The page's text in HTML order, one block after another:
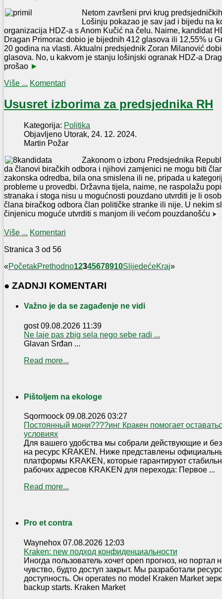
Netom završeni prvi krug
Lošinju pokazao je sav jad i bijedu na
organizacija HDZ-a s Anom Kučić na čelu. Naime, kandidat
Dragan Primorac dobio je bijednih 412 glasova ili 12,55% u
20 godina na vlasti. Aktualni predsjednik Zoran Milanović
glasova. No, u kakvom je stanju lošinjski ogranak HDZ-a
prošao ►
Više ... Komentari
Ususret izborima za predsjednika RH
Kategorija: Politika
Objavljeno Utorak, 24. 12. 2024.
Martin Požar
Zakonom o izboru Predsjednika
da članovi biračkih odbora i njihovi zamjenici ne mogu biti
zakonska odredba, bila ona smislena ili ne, pripada u
probleme u provedbi. Državna tijela, naime, ne raspolažu
stranaka i stoga nisu u mogućnosti pouzdano utvrditi je li
člana biračkog odbora član političke stranke ili nije. U nekim
činjenicu moguće utvrditi s manjom ili većom pouzdanošću ⮞
Više ... Komentari
Stranica 3 od 56
«PočetakPrethodno12345678910SlijedećeKraj»
● ZADNJI KOMENTARI
Važno je da se zagađenje ne vidi
gost 09.08.2026 11:39
Ne laje pas zbig sela nego sebe radi ...
Glavan Srđan ...
Read more...
Pištoljem na ekologe
Sqormoock 09.08.2026 03:27
Постоянный мони????инг Кракен помогает
условиях
Для вашего удобства мы собрали действующие и
на ресурс KRAKEN. Ниже представлены
платформы KRAKEN, которые гарантируют
рабочих адресов KRAKEN для перехода: Первое ...
Read more...
Pro et contra
Waynehox 07.08.2026 12:03
Kraken: new подход конфиденциальности
Иногда пользователь хочет open прогноз, но портал
чувство, будто доступ закрыт. Мы разработали
доступность. Он operates по model Kraken Market
backup starts. Kraken Market